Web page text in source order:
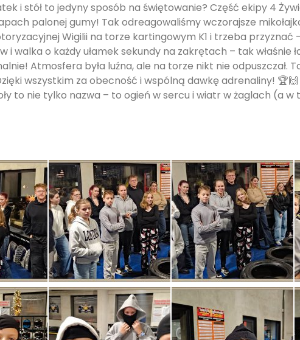
i stół to jedyny sposób na świętowanie? Część ekipy 4
palonej gumy! Tak odreagowaliśmy wczorajsze
Wigilii na torze kartingowym K1 i trzeba przyznać
i walka o każdy ułamek sekundy na zakrętach – tak
Atmosfera była luźna, ale na torze nikt nie odpuszczał.
wszystkim za obecność i wspólną dawkę adrenaliny! 🏆🙌
to nie tylko nazwa – to ogień w sercu i wiatr w żaglach (a